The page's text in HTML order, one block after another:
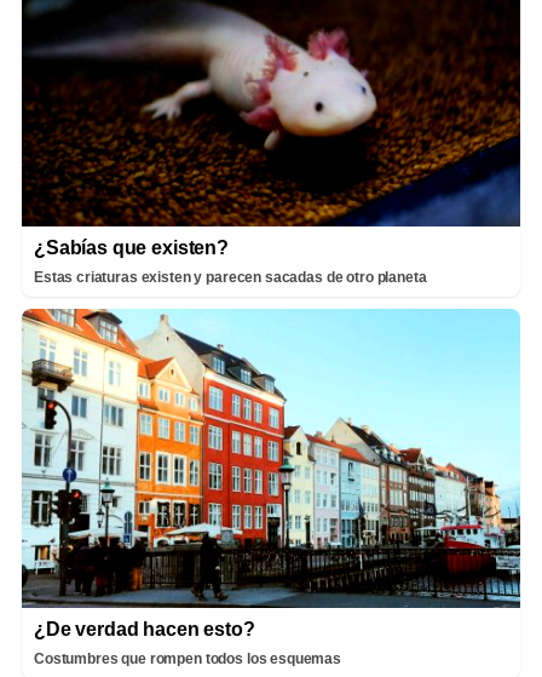
¿Sabías que existen?
Estas criaturas existen y parecen sacadas de otro planeta
¿De verdad hacen esto?
Costumbres que rompen todos los esquemas